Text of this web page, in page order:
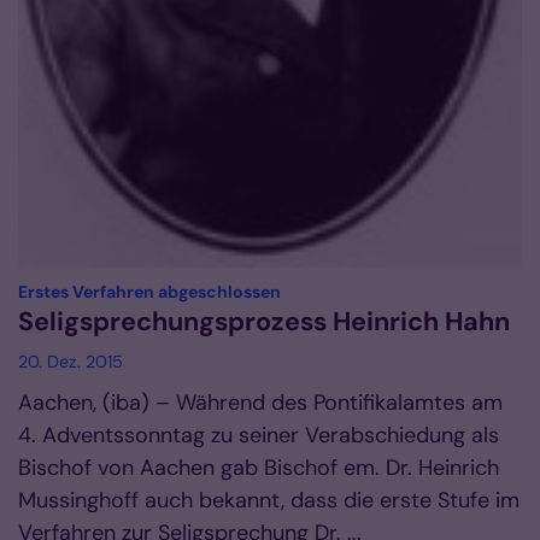
Erstes Verfahren abgeschlossen
Seligsprechungsprozess Heinrich Hahn
20. Dez. 2015
Aachen, (iba) – Während des Pontifikalamtes am
4. Adventssonntag zu seiner Verabschiedung als
Bischof von Aachen gab Bischof em. Dr. Heinrich
Mussinghoff auch bekannt, dass die erste Stufe im
Verfahren zur Seligsprechung Dr. ...